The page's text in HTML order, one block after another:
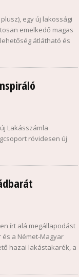
egy új lakossági
emelkedő magas
átlátható és
Lakásszámla
rövidesen új
írt alá megállapodást
a Német-Magyar
hazai lakástakarék, a